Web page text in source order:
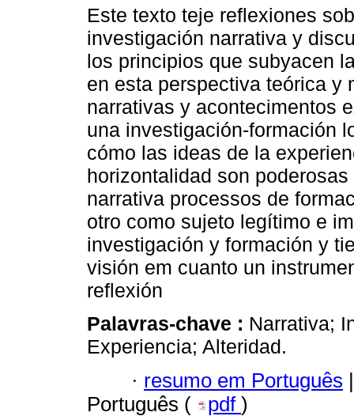
Este texto teje reflexiones
investigación narrativa y
los principios que subyacen
en esta perspectiva teórica y
narrativas y acontecimentos
una investigación-formación
cómo las ideas de la
horizontalidad son
narrativa processos de
otro como sujeto legítimo e
investigación y formación y
visión em cuanto un
reflexión
Palavras-chave : Narrativa;
Experiencia; Alteridad.
· resumo em Português |
Português (
pdf )